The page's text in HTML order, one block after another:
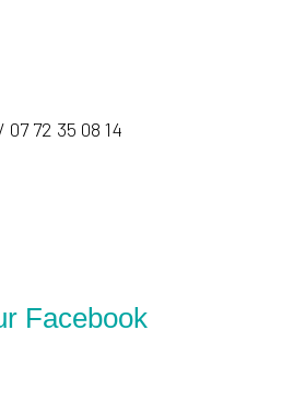
07 72 35 08 14
Facebook